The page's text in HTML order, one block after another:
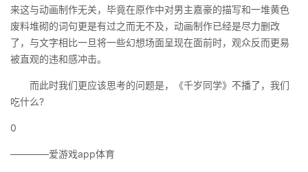
来这与动画制作无关，毕竟在原作中对男主嘉豪的描写和一堆黄色
废料堆砌的词句更是有过之而无不及，动画制作已经是尽力删改
了，与文字相比一旦将一些幻想场面呈现在面前时，观众反而更易
被直观的违和感冲击。
而此时我们更应该思考的问题是，《千岁同学》不播了，我们
吃什么?
0
————爱游戏app体育